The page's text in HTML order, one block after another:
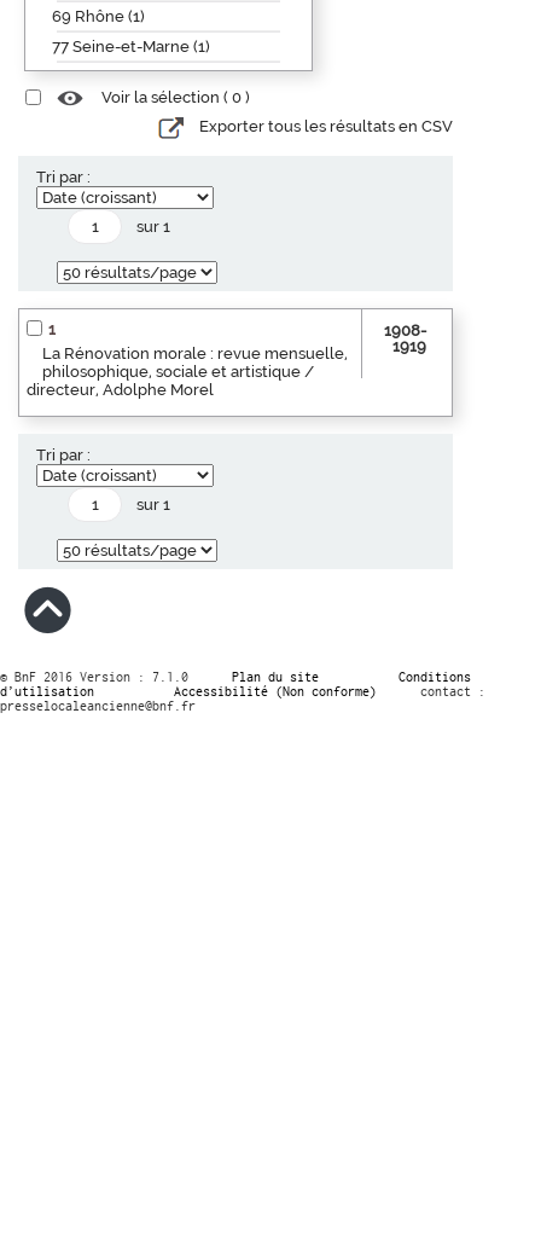
69 Rhône (1)
77 Seine-et-Marne (1)
Voir la sélection ( 0 )
Exporter tous les résultats en CSV
Tri par :
sur 1
1
La Rénovation morale : revue mensuelle,
philosophique, sociale et artistique /
directeur, Adolphe Morel
1908-
1919
Tri par :
sur 1
© BnF 2016 Version : 7.1.0 Plan du site
Conditions
d’utilisation
Accessibilité (Non conforme)
contact :
presselocaleancienne@bnf.fr